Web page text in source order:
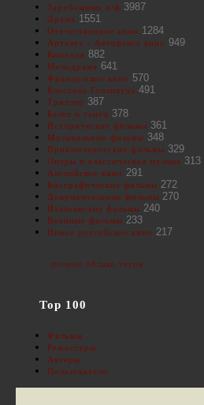
Зарубежные х/ф 3987
Драма 1551
Отечественное кино 1284
Артхаус - Авторское кино 949
Комедия 882
Мелодрама 641
Французское кино 570
Классика Голливуда 491
Триллер 387
Балет и танец 378
Исторические фильмы 361
Музыкальные фильмы 348
Приключенческие фильмы 329
Оперы и классическая музыка 313
Английское кино 291
Биографические фильмы 272
Документальные фильмы 270
Итальянские фильмы 240
Военные фильмы 233
Новое российское кино 217
полное облако тегов
Top 100
Фильмы
Режиссеры
Актеры
Пользователи